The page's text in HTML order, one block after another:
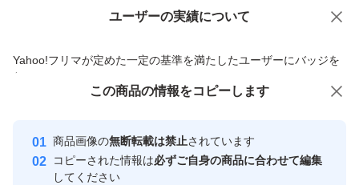
ユーザーの実績について
Yahoo!フリマが定めた一定の基準を満たしたユーザーにバッジを
付与しています
安心取引出品者
心・安全なユーザーです
取引実績
価格の相談 商品への質問
この商品の情報をコピーします
商品画像の無断転載は禁止されています
コピーされた情報は必ずご自身の商品に合わせて編集
してください
この商品をみている人にオススメ